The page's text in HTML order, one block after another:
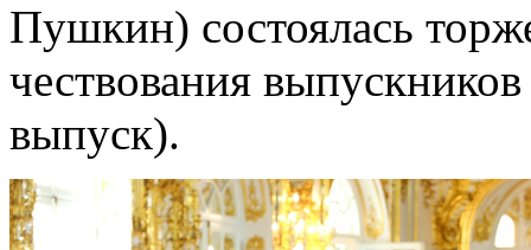
Пушкин) состоялась
чествования
выпуск).